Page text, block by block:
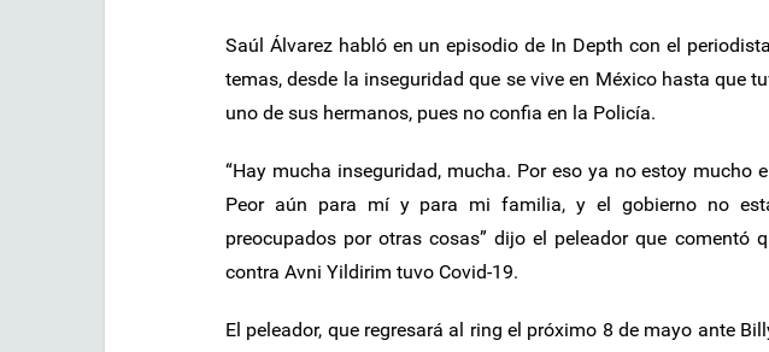
Saúl Álvarez habló en un episodio de In Depth con el
temas, desde la inseguridad que se vive en México hasta que
uno de sus hermanos, pues no confia en la Policía.
“Hay mucha inseguridad, mucha. Por eso ya no estoy mucho
Peor aún para mí y para mi familia, y el gobierno no
preocupados por otras cosas” dijo el peleador que comentó
contra Avni Yildirim tuvo Covid-19.
El peleador, que regresará al ring el próximo 8 de mayo ante